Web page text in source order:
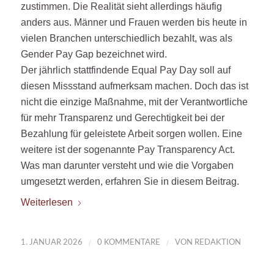
zustimmen. Die Realität sieht allerdings häufig
anders aus. Männer und Frauen werden bis heute in
vielen Branchen unterschiedlich bezahlt, was als
Gender Pay Gap bezeichnet wird.
Der jährlich stattfindende Equal Pay Day soll auf
diesen Missstand aufmerksam machen. Doch das ist
nicht die einzige Maßnahme, mit der Verantwortliche
für mehr Transparenz und Gerechtigkeit bei der
Bezahlung für geleistete Arbeit sorgen wollen. Eine
weitere ist der sogenannte Pay Transparency Act.
Was man darunter versteht und wie die Vorgaben
umgesetzt werden, erfahren Sie in diesem Beitrag.
Weiterlesen
1. JANUAR 2026 / 0 KOMMENTARE / VON REDAKTION